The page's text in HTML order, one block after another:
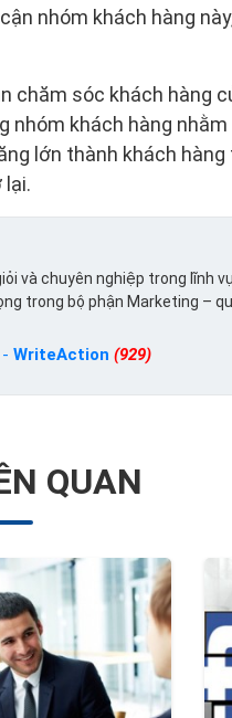
nhóm khách hàng
chăm sóc khách hàng
nhóm khách hàng
lớn thành khách
và chuyên nghiệp trong lĩnh
trong bộ phận Marketing –
- WriteAction (929)
QUAN